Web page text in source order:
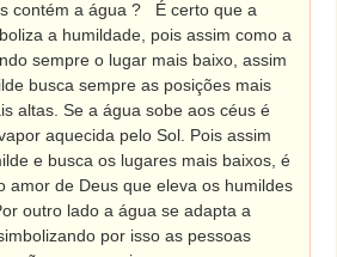
contém a água ?
É certo que a
a humildade, pois assim como a
sempre o lugar mais baixo, assim
busca sempre as posições mais
altas. Se a água sobe aos céus é
aquecida pelo Sol. Pois assim
e busca os lugares mais baixos, é
amor de Deus que eleva os humildes
outro lado a água se adapta a
por isso as pessoas